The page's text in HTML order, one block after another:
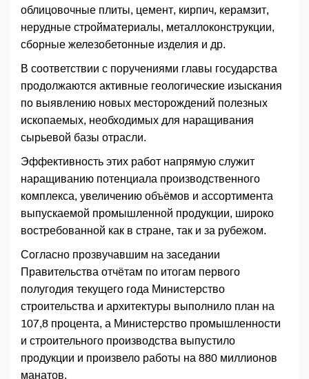
облицовочные плиты, цемент, кирпич, керамзит,
нерудные стройматериалы, металлоконструкции,
сборные железобетонные изделия и др.
В соответствии с поручениями главы государства
продолжаются активные геологические изыскания
по выявлению новых месторождений полезных
ископаемых, необходимых для наращивания
сырьевой базы отрасли.
Эффективность этих работ напрямую служит
наращиванию потенциала производственного
комплекса, увеличению объёмов и ассортимента
выпускаемой промышленной продукции, широко
востребованной как в стране, так и за рубежом.
Согласно прозвучавшим на заседании
Правительства отчётам по итогам первого
полугодия текущего года Министерство
строительства и архитектуры выполнило план на
107,8 процента, а Министерство промышленности
и строительного производства выпустило
продукции и произвело работы на 880 миллионов
манатов.